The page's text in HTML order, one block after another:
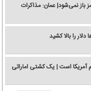
باز نمی‌شود| عمان: مذاکرات
آمریکا است | یک کشتی اماراتی